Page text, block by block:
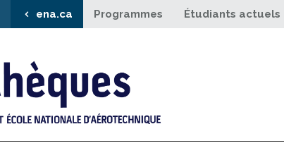
ena.ca Programmes Étudiants actuels